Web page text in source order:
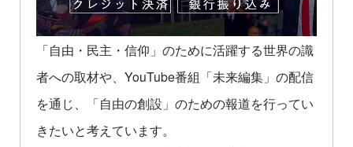
「自由・民主・信仰」のために活躍する世界の識
者への取材や、YouTube番組「未来編集」の配信
を通じ、「自由の創設」のための報道を行ってい
きたいと考えています。